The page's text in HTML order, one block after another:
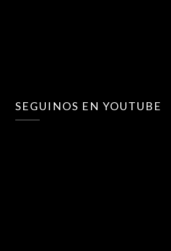
SEGUINOS EN YOUTUBE